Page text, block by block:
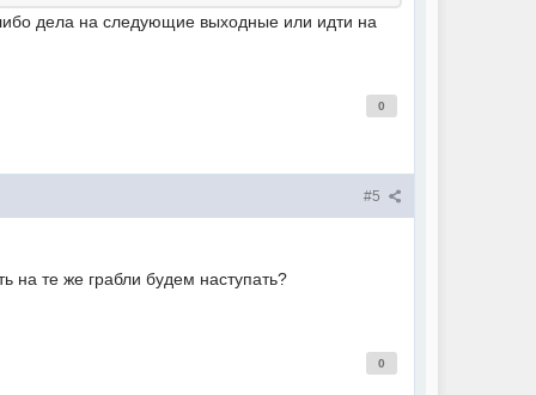
дела на следующие выходные или идти на
0
#5
на те же грабли будем наступать?
0